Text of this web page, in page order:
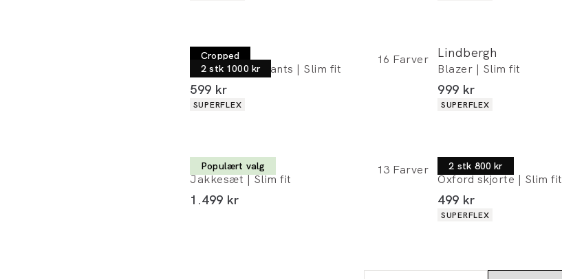
Cropped
2 stk 1000 kr
Lindbergh
Performance pants | Slim fit
16 Farver
I alt (inkl. rabat)
599 kr
Produkt egenskaber
SUPERFLEX
Lindbergh
Blazer | Slim fit
I alt (inkl. rabat)
999 kr
Produkt egenskaber
SUPERFLEX
Populært valg
Lindbergh
Jakkesæt | Slim fit
13 Farver
I alt (inkl. rabat)
1.499 kr
2 stk 800 kr
Lindbergh
Oxford skjorte | Slim fit
I alt (inkl. rabat)
499 kr
Produkt egenskaber
SUPERFLEX